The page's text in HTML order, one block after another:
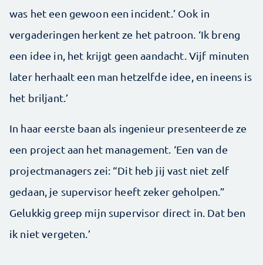
was het een gewoon een incident.’ Ook in
vergaderingen herkent ze het patroon. ‘Ik breng
een idee in, het krijgt geen aandacht. Vijf minuten
later herhaalt een man hetzelfde idee, en ineens is
het briljant.’
In haar eerste baan als ingenieur presenteerde ze
een project aan het management. ‘Een van de
projectmanagers zei: “Dit heb jij vast niet zelf
gedaan, je supervisor heeft zeker geholpen.”
Gelukkig greep mijn supervisor direct in. Dat ben
ik niet vergeten.’